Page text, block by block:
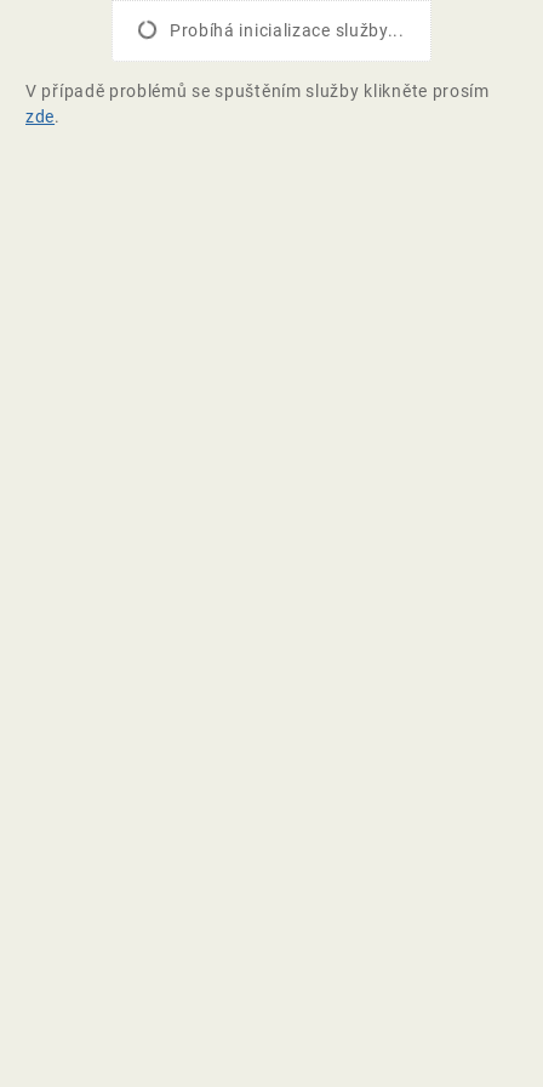
Probíhá inicializace služby...
V případě problémů se spuštěním služby klikněte prosím
zde.